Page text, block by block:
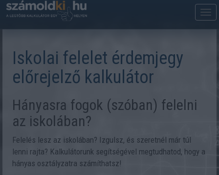
Iskolai felelet érdemjegy
előrejelző kalkulátor
Hányasra fogok (szóban) felelni
az iskolában?
Felelés lesz az iskolában? Izgulsz, és szeretnél már túl
lenni rajta? Kalkulátorunk segítségével megtudhatod, hogy a
hányas osztályzatra számíthatsz!